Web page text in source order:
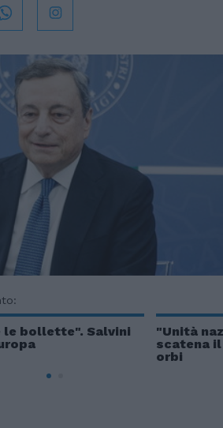
le bollette". Salvini
"Unità
scatena
orbi